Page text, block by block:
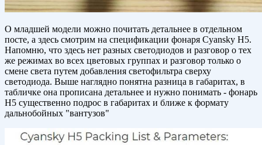
О младшей модели можно почитать детальнее в отдельном
посте, а здесь смотрим на спецификации фонаря Cyansky H5.
Напомню, что здесь нет разных светодиодов и разговор о тех
же режимах во всех цветовых группах и разговор только о
смене света путем добавления светофильтра сверху
светодиода. Выше наглядно понятна разница в габаритах, в
табличке она прописана детальнее и нужно понимать - фонарь
Н5 существенно подрос в габаритах и ближе к формату
дальнобойных "вантузов"